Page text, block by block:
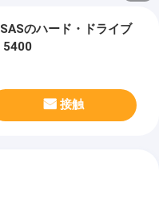
のハード・ドライブ
5400
接触